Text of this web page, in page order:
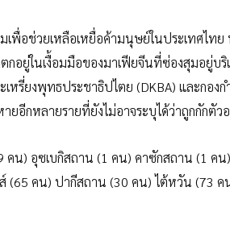
พื่อช่วยเหลือเหยื่อค้ามนุษย์ในประเทศไท
อยู่ในเงื้อมมือของมาเฟียจีนที่ซ่องสุมอยู่บ
หรี่ยงพุทธประชาธิปไตย (DKBA) และกอง
อีกหลายรายที่ยังไม่อาจระบุได้ว่าถูกกักตัว
น) อุซเบกิสถาน (1 คน) คาซักสถาน (1 คน
(65 คน) ปากีสถาน (30 คน) ไต้หวัน (73